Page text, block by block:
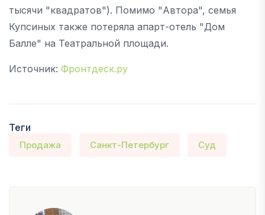
тысячи "квадратов"). Помимо "Автора", семья
Купсиных также потеряла апарт-отель "Дом
Балле" на Театральной площади.
Источник: Фронтдеск.ру
Теги
Продажа Санкт-Петербург Суд